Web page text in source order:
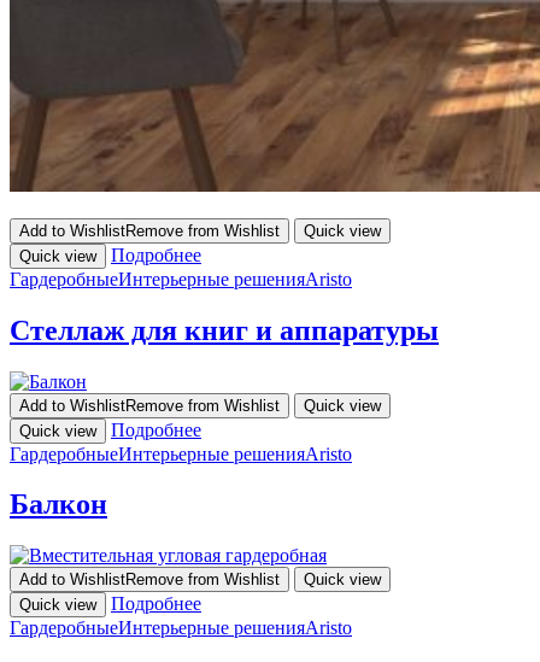
Add to WishlistRemove from Wishlist
Quick view
Quick view
Подробнее
ГардеробныеИнтерьерные решенияAristo
Стеллаж для книг и аппаратуры
Add to WishlistRemove from Wishlist
Quick view
Quick view
Подробнее
ГардеробныеИнтерьерные решенияAristo
Балкон
Add to WishlistRemove from Wishlist
Quick view
Quick view
Подробнее
ГардеробныеИнтерьерные решенияAristo